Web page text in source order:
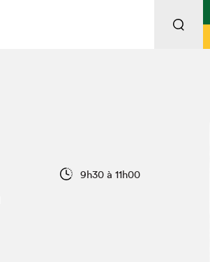
Vidéos et balados9h30 à 11h00